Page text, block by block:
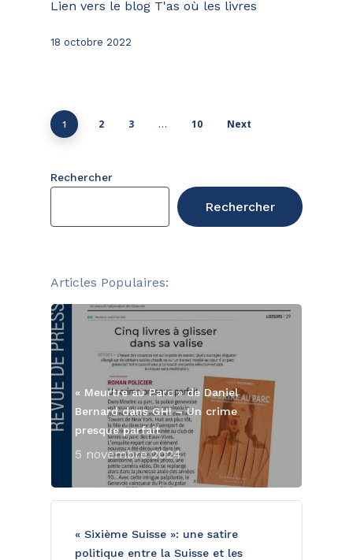
Votre panier est vide.
Lien vers le blog T'as où les livres
18 octobre 2022
1 2 3 … 10 Next
Rechercher
Rechercher
Articles Populaires:
« Meurtre au Parc » de Daniel
Bernard dans GHI – Un crime
presque parfait
5 novembre 2024
« Sixième Suisse »: une satire
politique entre la Suisse et les